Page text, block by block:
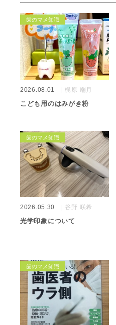
歯のマメ知識
2026.08.01 梶原 端月
こども用のはみがき粉
歯のマメ知識
2026.05.30 谷野 咲希
光学印象について
歯のマメ知識